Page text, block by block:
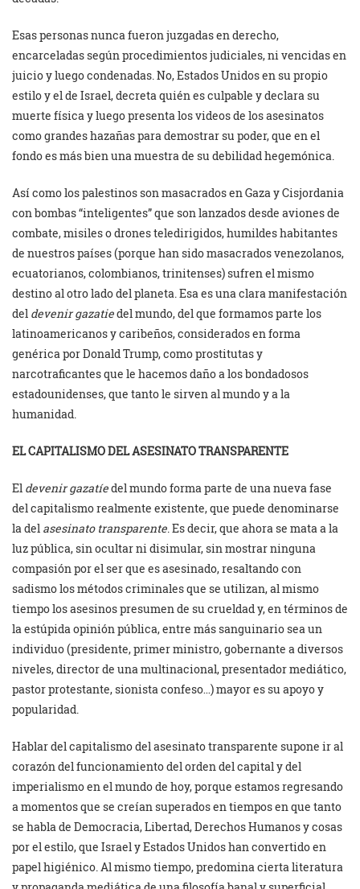
Esas personas nunca fueron juzgadas en derecho,
encarceladas según procedimientos judiciales, ni vencidas en
juicio y luego condenadas. No, Estados Unidos en su propio
estilo y el de Israel, decreta quién es culpable y declara su
muerte física y luego presenta los videos de los asesinatos
como grandes hazañas para demostrar su poder, que en el
fondo es más bien una muestra de su debilidad hegemónica.
Así como los palestinos son masacrados en Gaza y Cisjordania
con bombas “inteligentes” que son lanzados desde aviones de
combate, misiles o drones teledirigidos, humildes habitantes
de nuestros países (porque han sido masacrados venezolanos,
ecuatorianos, colombianos, trinitenses) sufren el mismo
destino al otro lado del planeta. Esa es una clara manifestación
del devenir gazatiedel mundo, del que formamos parte los
latinoamericanos y caribeños, considerados en forma
genérica por Donald Trump, como prostitutas y
narcotraficantes que le hacemos daño a los bondadosos
estadounidenses, que tanto le sirven al mundo y a la
humanidad.
EL CAPITALISMO DEL ASESINATO TRANSPARENTE
El devenir gazatíedel mundo forma parte de una nueva fase
del capitalismo realmente existente, que puede denominarse
la del asesinato transparente. Es decir, que ahora se mata a la
luz pública, sin ocultar ni disimular, sin mostrar ninguna
compasión por el ser que es asesinado, resaltando con
sadismo los métodos criminales que se utilizan, al mismo
tiempo los asesinos presumen de su crueldad y, en términos de
la estúpida opinión pública, entre más sanguinario sea un
individuo (presidente, primer ministro, gobernante a diversos
niveles, director de una multinacional, presentador mediático,
pastor protestante, sionista confeso…) mayor es su apoyo y
popularidad.
Hablar del capitalismo del asesinato transparente supone ir al
corazón del funcionamiento del orden del capital y del
imperialismo en el mundo de hoy, porque estamos regresando
a momentos que se creían superados en tiempos en que tanto
se habla de Democracia, Libertad, Derechos Humanos y cosas
por el estilo, que Israel y Estados Unidos han convertido en
papel higiénico. Al mismo tiempo, predomina cierta literatura